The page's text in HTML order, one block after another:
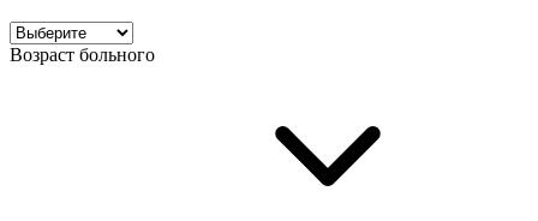
Возраст больного